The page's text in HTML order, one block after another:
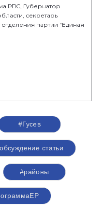
РПС, Губернатор
секретарь
партии "Единая
#Гусев
статьи
#районы